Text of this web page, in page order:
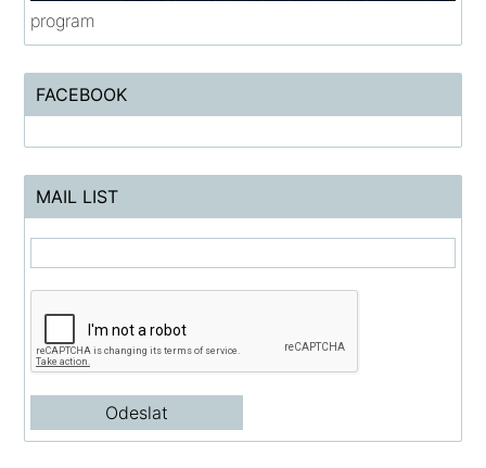
program
FACEBOOK
MAIL LIST